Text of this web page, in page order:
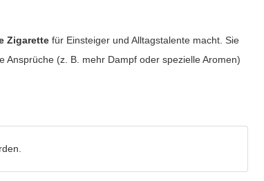
Zigarette für Einsteiger und Alltagstalente macht. Sie
(z. B. mehr Dampf oder spezielle Aromen)